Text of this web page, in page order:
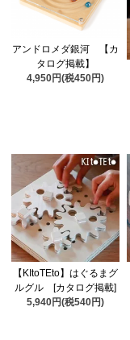
アンドロメダ銀河 【カ
タログ掲載】
4,950円(税450円)
【KItoTEto】はぐるまグ
ルグル [カタログ掲載]
5,940円(税540円)